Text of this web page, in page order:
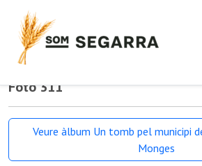
Foto 311
Veure àlbum Un tomb pel municipi
Monges